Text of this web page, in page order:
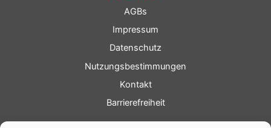
AGBs
Impressum
Datenschutz
Nutzungsbestimmungen
Kontakt
Barrierefreiheit